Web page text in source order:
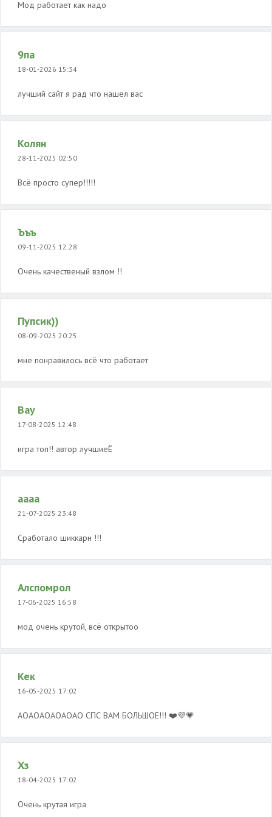
Мод работает как надо
9па
18-01-2026 15:34
лучший сайт я рад что нашел вас
Колян
28-11-2025 02:50
Всё просто супер️!!!!!
Ъъъ
09-11-2025 12:28
Очень качественый взлом !!
Пупсик))
08-09-2025 20:25
мне понравилось всё что работает
Вау
17-08-2025 12:48
игра топ!! автор лучшиеЁ
аааа
21-07-2025 23:48
Сработало шиккарн !!!
Алспомрол
17-06-2025 16:58
мод очень крутой, всё открытоо
Кек
16-05-2025 17:02
АОАОАОАОАОАО СПС ВАМ БОЛЬШОЕ!!! ❤️💜💗
Хз
18-04-2025 17:02
Очень крутая игра